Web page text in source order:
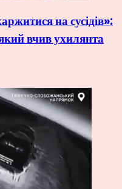
на сусідів»:
вчив ухилянта